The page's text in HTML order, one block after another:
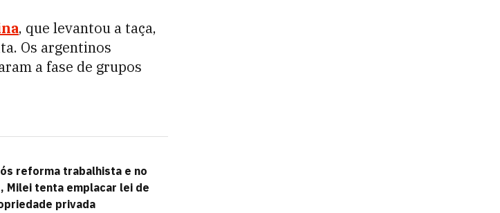
, que levantou a taça,
Os argentinos
a fase de grupos
reforma trabalhista e no
Milei tenta emplacar lei de
privada